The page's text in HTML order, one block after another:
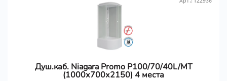
Душ.каб. Niagara Promo P100/70/40L/MT
(1000х700х2150) 4 места